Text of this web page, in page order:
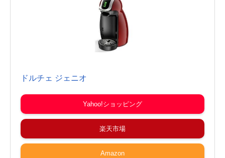
ドルチェ ジェニオ
Yahoo!ショッピング
楽天市場
Amazon